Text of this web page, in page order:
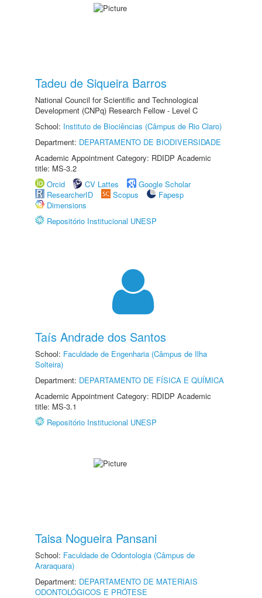
Tadeu de Siqueira Barros
National Council for Scientific and Technological
Development (CNPq) Research Fellow - Level C
School: Instituto de Biociências (Câmpus de Rio Claro)
Department: DEPARTAMENTO DE BIODIVERSIDADE
Academic Appointment Category: RDIDP Academic
title: MS-3.2
Orcid
CV Lattes
Google Scholar
ResearcherID
Scopus
Fapesp
Dimensions
Repositório Institucional UNESP
Taís Andrade dos Santos
School: Faculdade de Engenharia (Câmpus de Ilha
Solteira)
Department: DEPARTAMENTO DE FÍSICA E QUÍMICA
Academic Appointment Category: RDIDP Academic
title: MS-3.1
Repositório Institucional UNESP
Taisa Nogueira Pansani
School: Faculdade de Odontologia (Câmpus de
Araraquara)
Department: DEPARTAMENTO DE MATERIAIS
ODONTOLÓGICOS E PRÓTESE